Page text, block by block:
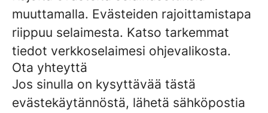
muuttamalla. Evästeiden rajoittamistapa
riippuu selaimesta. Katso tarkemmat
tiedot verkkoselaimesi ohjevalikosta.
Ota yhteyttä
Jos sinulla on kysyttävää tästä
evästekäytännöstä, lähetä sähköpostia